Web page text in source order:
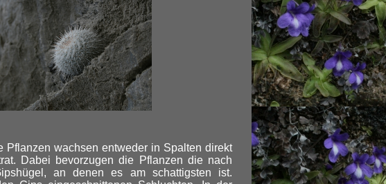
Pflanzen wachsen entweder in Spalten direkt
Dabei bevorzugen die Pflanzen die nach
an denen es am schattigsten ist.